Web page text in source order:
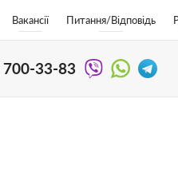
Вакансії Питання/Відповідь
700-33-83